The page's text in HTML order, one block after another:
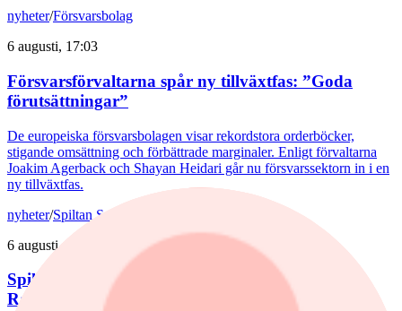
nyheter/Försvarsbolag
6 augusti, 17:03
Försvarsförvaltarna spår ny tillväxtfas: ”Goda
förutsättningar”
De europeiska försvarsbolagen visar rekordstora orderböcker,
stigande omsättning och förbättrade marginaler. Enligt förvaltarna
Joakim Agerback och Shayan Heidari går nu försvarssektorn in i en
ny tillväxtfas.
nyheter/Spiltan Småbolagsfond
6 augusti, 14:51
Spiltan Småbolagsfond lyfte i juli – tar in
RaySearch